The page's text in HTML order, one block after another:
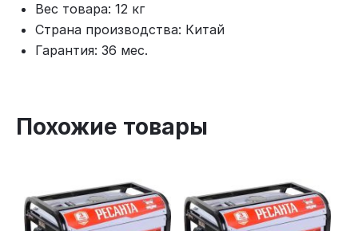
Вес товара: 12 кг
Страна производства: Китай
Гарантия: 36 мес.
Похожие товары